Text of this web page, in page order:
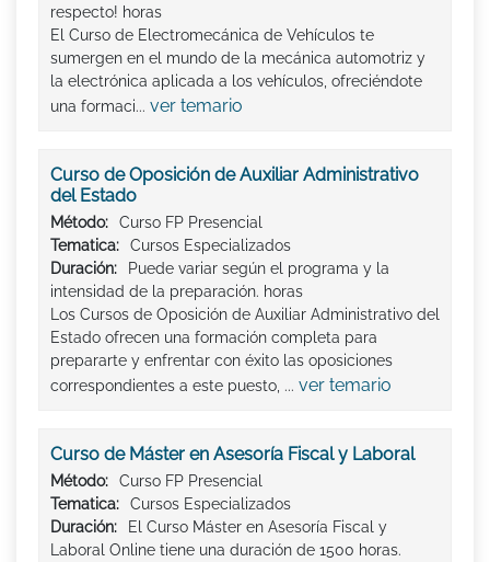
respecto! horas
El Curso de Electromecánica de Vehículos te
sumergen en el mundo de la mecánica automotriz y
la electrónica aplicada a los vehículos, ofreciéndote
una formaci... ver temario
Curso de Oposición de Auxiliar Administrativo
del Estado
Método:
Curso FP Presencial
Tematica:
Cursos Especializados
Duración:
Puede variar según el programa y la
intensidad de la preparación. horas
Los Cursos de Oposición de Auxiliar Administrativo del
Estado ofrecen una formación completa para
prepararte y enfrentar con éxito las oposiciones
correspondientes a este puesto, ... ver temario
Curso de Máster en Asesoría Fiscal y Laboral
Método:
Curso FP Presencial
Tematica:
Cursos Especializados
Duración:
El Curso Máster en Asesoría Fiscal y
Laboral Online tiene una duración de 1500 horas.